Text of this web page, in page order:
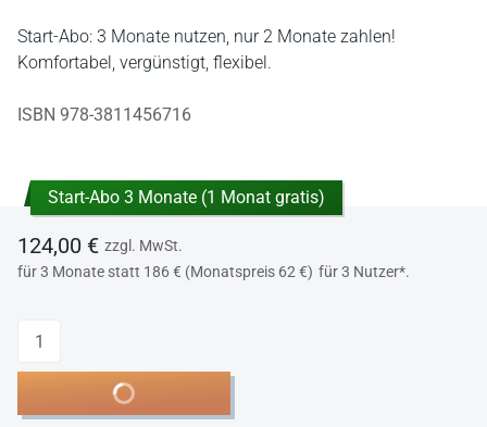
Start-Abo: 3 Monate nutzen, nur 2 Monate zahlen!
Komfortabel, vergünstigt, flexibel.
ISBN 978-3811456716
Start-Abo 3 Monate (1 Monat gratis)
124,00 € zzgl. MwSt.
für 3 Monate statt 186 € (Monatspreis 62 €) für 3 Nutzer*.
Anzahl
In den Warenkorb